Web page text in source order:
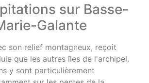
sur Basse-
Galante
son relief montagneux, reçoit
que les autres îles de l'archipel.
y sont particulièrement